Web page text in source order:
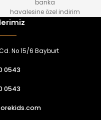
₺ 650
Çocuk 3’lü Takım
banka
havalesine özel indirim
No 15/6 Bayburt
0543
0543